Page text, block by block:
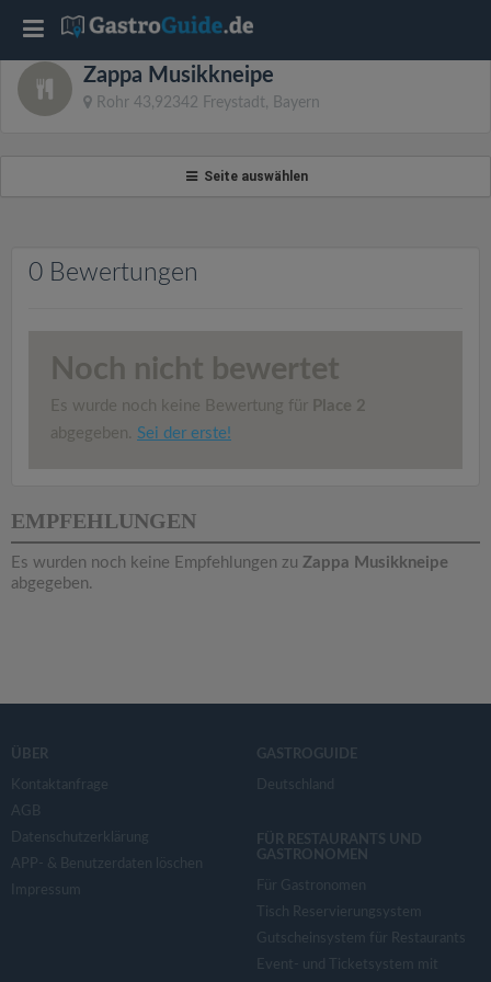
Zappa Musikkneipe
Rohr 43,92342 Freystadt, Bayern
Seite auswählen
0 Bewertungen
Noch nicht bewertet
Es wurde noch keine Bewertung für Place 2
abgegeben. Sei der erste!
EMPFEHLUNGEN
Es wurden noch keine Empfehlungen zu Zappa Musikkneipe
abgegeben.
ÜBER
Kontaktanfrage
AGB
Datenschutzerklärung
APP- & Benutzerdaten löschen
Impressum
GASTROGUIDE
Deutschland
FÜR RESTAURANTS UND
GASTRONOMEN
Für Gastronomen
Tisch Reservierungsystem
Gutscheinsystem für Restaurants
Event- und Ticketsystem mit
T
o
i
o
n